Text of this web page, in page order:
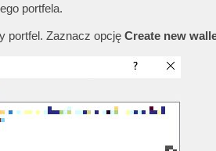
portfela.
portfel. Zaznacz opcję Create new